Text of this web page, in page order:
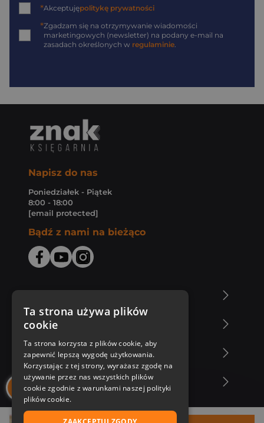
*Akceptujępolitykę prywatności
*Zgadzam się na otrzymywanie wiadomości
marketingowych (newsletter) na podany e-mail na
zasadach określonych w regulaminie.
Napisz do nas
Poniedziałek - Piątek
8:00 - 18:00
[email protected]
Bądź z nami na bieżąco
Zakupy u nas
Nasza oferta
Nasi autorzy
Ta strona używa plików
cookie
Ta strona korzysta z plików cookie, aby
zapewnić lepszą wygodę użytkowania.
Korzystając z tej strony, wyrażasz zgodę na
używanie przez nas wszystkich plików
cookie zgodnie z warunkami naszej polityki
plików cookie.